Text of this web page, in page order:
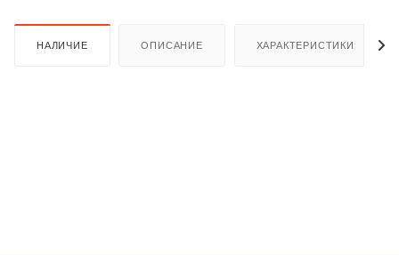
НАЛИЧИЕ ОПИСАНИЕ ХАРАКТЕРИСТИКИ